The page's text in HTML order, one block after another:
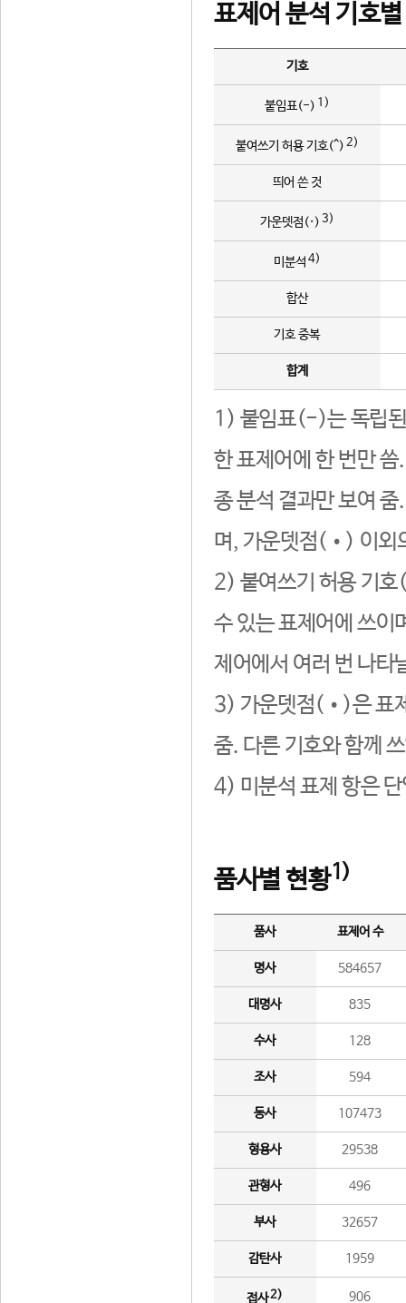
표제어 분석 기호
기호
붙임표(-) 1)
붙여쓰기 허용 기호(^) 2)
띄어 쓴 것
가운뎃점(·) 3)
미분석 4)
합산
기호 중복
합계
1) 붙임표(-)는 독립된
한 표제어에 한 번만
종 분석 결과만 보여
며, 가운뎃점(•) 이외
2) 붙여쓰기 허용 기호
수 있는 표제어에 쓰이
제어에서 여러 번 나타
3) 가운뎃점(•)은 표
줌. 다른 기호와 함께
4) 미분석 표제 항은
품사별 현황1)
품사 표제어 수
명사 584657
대명사 835
수사 128
조사 594
동사 107473
형용사 29538
관형사 496
부사 32657
감탄사 1959
접사2) 906